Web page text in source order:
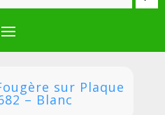
sur Plaque
– Blanc